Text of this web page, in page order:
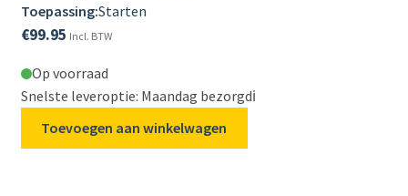
Toepassing:Starten
€99.95 Incl. BTW
Op voorraad
Snelste leveroptie: Maandag bezorgdℹ️
Toevoegen aan winkelwagen